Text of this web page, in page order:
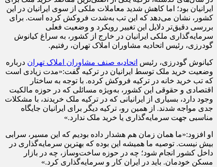
ایرانیان بود؛ اما کاهش شدید معاملات ملکی از سوی ایرانیان در این
کشور، نشان می‌دهد که این تب به‌شدت فروکش کرده است. برای
بررسی دقیق‌تر دلایل این تغییر رویکرد و وضعیت فعلی
سرمایه‌گذاری ملکی ایرانیان در خارج از کشور، به سراغ کیانوش
گودرزی، رئیس اتحادیه مشاوران املاک تهران، رفتیم.
کیانوش گودرزی، رئیس اتحادیه صنف مشاوران املاک تهران درباره
وضعیت خرید ملک توسط ایرانیان در ترکیه گفت:«مدت زیادی است
که تب خرید خانه در ترکیه فروکش کرده. با توجه به ساختار
اقتصادی و حقوقی این کشور، به‌ویژه مسائلی که در حوزه مالکیت
وجود دارد، بسیاری از ایرانیانی که در ترکیه ملک خریدند، با مشکلات
جدی مواجه شدند. از همین رو، ترکیه دیگر برای ایرانیان جایگاه
مناسبی جهت سرمایه‌گذاری یا خرید ملک ندارد.»
او افزود:«ما همان زمان هم هشدار داده بودیم که این مسیر، سرابی
بیش نیست. توصیه ما همیشه این بوده که بهترین سرمایه‌گذاری در
داخل کشور انجام شود؛ چه در حوزه ساخت‌وساز، چه در بازار
مسکن خودمان. باید در ایران کار و سرمایه‌گذاری کرد.»